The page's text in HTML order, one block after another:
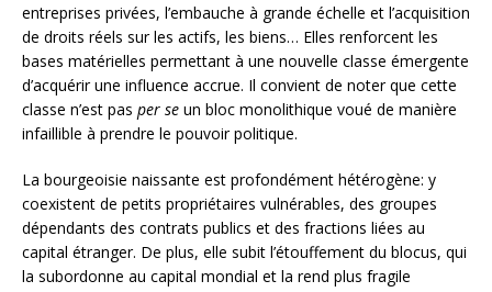
entreprises privées, l’embauche à grande échelle et l’acquisition
de droits réels sur les actifs, les biens… Elles renforcent les
bases matérielles permettant à une nouvelle classe émergente
d’acquérir une influence accrue. Il convient de noter que cette
classe n’est pas per se un bloc monolithique voué de manière
infaillible à prendre le pouvoir politique.
La bourgeoisie naissante est profondément hétérogène: y
coexistent de petits propriétaires vulnérables, des groupes
dépendants des contrats publics et des fractions liées au
capital étranger. De plus, elle subit l’étouffement du blocus, qui
la subordonne au capital mondial et la rend plus fragile